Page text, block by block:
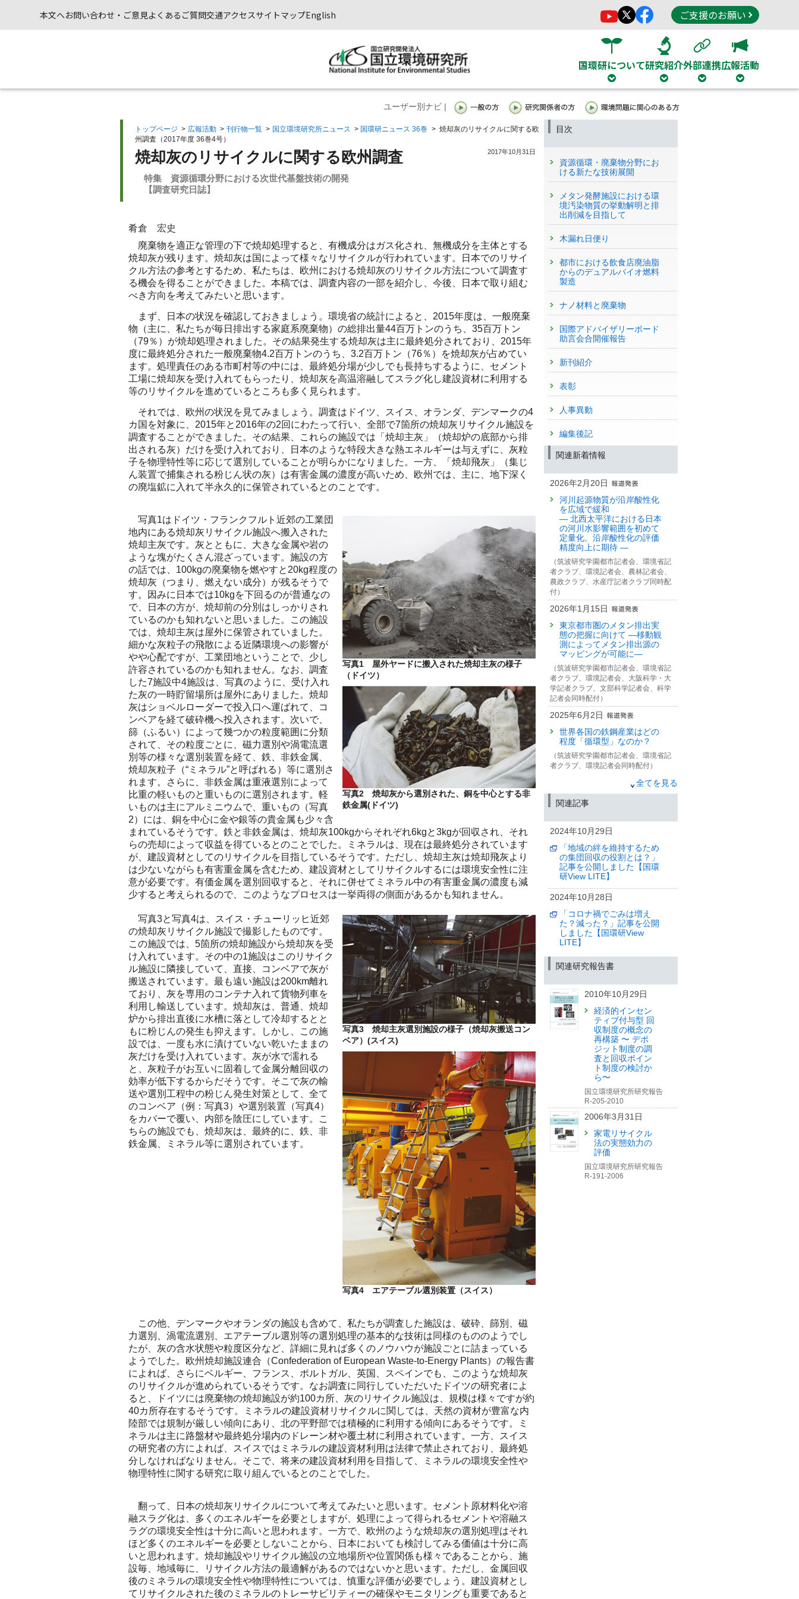
本文へお問い合わせ・ご意見よくあるご質問交通アクセスサイトマップEnglish ご支援のお願い
国環研について研究紹介外部連携広報活動
ユーザー別ナビ |
トップページ > 広報活動 > 刊行物一覧 > 国立環境研究所ニュース > 国環研ニュース 36巻 > 焼却灰のリサイクルに関する欧
州調査（2017年度 36巻4号）
2017年10月31日
焼却灰のリサイクルに関する欧州調査
特集 資源循環分野における次世代基盤技術の開発
【調査研究日誌】
肴倉 宏史
廃棄物を適正な管理の下で焼却処理すると、有機成分はガス化され、無機成分を主体とする
焼却灰が残ります。焼却灰は国によって様々なリサイクルが行われています。日本でのリサイ
クル方法の参考とするため、私たちは、欧州における焼却灰のリサイクル方法について調査す
る機会を得ることができました。本稿では、調査内容の一部を紹介し、今後、日本で取り組む
べき方向を考えてみたいと思います。
まず、日本の状況を確認しておきましょう。環境省の統計によると、2015年度は、一般廃棄
物（主に、私たちが毎日排出する家庭系廃棄物）の総排出量44百万トンのうち、35百万トン
（79％）が焼却処理されました。その結果発生する焼却灰は主に最終処分されており、2015年
度に最終処分された一般廃棄物4.2百万トンのうち、3.2百万トン（76％）を焼却灰が占めてい
ます。処理責任のある市町村等の中には、最終処分場が少しでも長持ちするように、セメント
工場に焼却灰を受け入れてもらったり、焼却灰を高温溶融してスラグ化し建設資材に利用する
等のリサイクルを進めているところも多く見られます。
それでは、欧州の状況を見てみましょう。調査はドイツ、スイス、オランダ、デンマークの4
カ国を対象に、2015年と2016年の2回にわたって行い、全部で7箇所の焼却灰リサイクル施設を
調査することができました。その結果、これらの施設では「焼却主灰」（焼却炉の底部から排
出される灰）だけを受け入れており、日本のような特段大きな熱エネルギーは与えずに、灰粒
子を物理特性等に応じて選別していることが明らかになりました。一方、「焼却飛灰」（集じ
ん装置で捕集される粉じん状の灰）は有害金属の濃度が高いため、欧州では、主に、地下深く
の廃塩鉱に入れて半永久的に保管されているとのことです。
写真1 屋外ヤードに搬入された焼却主灰の様子
（ドイツ）
写真2 焼却灰から選別された、銅を中心とする非
鉄金属(ドイツ)
写真1はドイツ・フランクフルト近郊の工業団
地内にある焼却灰リサイクル施設へ搬入された
焼却主灰です。灰とともに、大きな金属や岩の
ような塊がたくさん混ざっています。施設の方
の話では、100kgの廃棄物を燃やすと20kg程度の
焼却灰（つまり、燃えない成分）が残るそうで
す。因みに日本では10kgを下回るのが普通なの
で、日本の方が、焼却前の分別はしっかりされ
ているのかも知れないと思いました。この施設
では、焼却主灰は屋外に保管されていました。
細かな灰粒子の飛散による近隣環境への影響が
やや心配ですが、工業団地ということで、少し
許容されているのかも知れません。なお、調査
した7施設中4施設は、写真のように、受け入れ
た灰の一時貯留場所は屋外にありました。焼却
灰はショベルローダーで投入口へ運ばれて、コ
ンベアを経て破砕機へ投入されます。次いで、
篩（ふるい）によって幾つかの粒度範囲に分類
されて、その粒度ごとに、磁力選別や渦電流選
別等の様々な選別装置を経て、鉄、非鉄金属、
焼却灰粒子（“ミネラル”と呼ばれる）等に選別さ
れます。さらに、非鉄金属は重液選別によって
比重の軽いものと重いものに選別されます。軽
いものは主にアルミニウムで、重いもの（写真
2）には、銅を中心に金や銀等の貴金属も少々含
まれているそうです。鉄と非鉄金属は、焼却灰100kgからそれぞれ6kgと3kgが回収され、それ
らの売却によって収益を得ているとのことでした。ミネラルは、現在は最終処分されています
が、建設資材としてのリサイクルを目指しているそうです。ただし、焼却主灰は焼却飛灰より
は少ないながらも有害重金属を含むため、建設資材としてリサイクルするには環境安全性に注
意が必要です。有価金属を選別回収すると、それに併せてミネラル中の有害重金属の濃度も減
少すると考えられるので、このようなプロセスは一挙両得の側面があるかも知れません。
写真3 焼却主灰選別施設の様子（焼却灰搬送コン
ベア）(スイス)
写真4 エアテーブル選別装置（スイス）
写真3と写真4は、スイス・チューリッヒ近郊
の焼却灰リサイクル施設で撮影したものです。
この施設では、5箇所の焼却施設から焼却灰を受
け入れています。その中の1施設はこのリサイク
ル施設に隣接していて、直接、コンベアで灰が
搬送されています。最も遠い施設は200km離れ
ており、灰を専用のコンテナ入れて貨物列車を
利用し輸送しています。焼却灰は、普通、焼却
炉から排出直後に水槽に落として冷却するとと
もに粉じんの発生も抑えます。しかし、この施
設では、一度も水に漬けていない乾いたままの
灰だけを受け入れています。灰が水で濡れる
と、灰粒子がお互いに固着して金属分離回収の
効率が低下するからだそうです。そこで灰の輸
送や選別工程中の粉じん発生対策として、全て
のコンベア（例：写真3）や選別装置（写真4）
をカバーで覆い、内部を陰圧にしています。こ
ちらの施設でも、焼却灰は、最終的に、鉄、非
鉄金属、ミネラル等に選別されています。
この他、デンマークやオランダの施設も含めて、私たちが調査した施設は、破砕、篩別、磁
力選別、渦電流選別、エアテーブル選別等の選別処理の基本的な技術は同様のもののようでし
たが、灰の含水状態や粒度区分など、詳細に見れば多くのノウハウが施設ごとに詰まっている
ようでした。欧州焼却施設連合（Confederation of European Waste-to-Energy Plants）の報告書
によれば、さらにベルギー、フランス、ポルトガル、英国、スペインでも、このような焼却灰
のリサイクルが進められているそうです。なお調査に同行していただいたドイツの研究者によ
ると、ドイツには廃棄物の焼却施設が約100カ所、灰のリサイクル施設は、規模は様々ですが約
40カ所存在するそうです。ミネラルの建設資材リサイクルに関しては、天然の資材が豊富な内
陸部では規制が厳しい傾向にあり、北の平野部では積極的に利用する傾向にあるそうです。ミ
ネラルは主に路盤材や最終処分場内のドレーン材や覆土材に利用されています。一方、スイス
の研究者の方によれば、スイスではミネラルの建設資材利用は法律で禁止されており、最終処
分しなければなりません。そこで、将来の建設資材利用を目指して、ミネラルの環境安全性や
物理特性に関する研究に取り組んでいるとのことでした。
翻って、日本の焼却灰リサイクルについて考えてみたいと思います。セメント原材料化や溶
融スラグ化は、多くのエネルギーを必要としますが、処理によって得られるセメントや溶融ス
ラグの環境安全性は十分に高いと思われます。一方で、欧州のような焼却灰の選別処理はそれ
ほど多くのエネルギーを必要としないことから、日本においても検討してみる価値は十分に高
いと思われます。焼却施設やリサイクル施設の立地場所や位置関係も様々であることから、施
設毎、地域毎に、リサイクル方法の最適解があるのではないかと思います。ただし、金属回収
後のミネラルの環境安全性や物理特性については、慎重な評価が必要でしょう。建設資材とし
てリサイクルされた後のミネラルのトレーサビリティーの確保やモニタリングも重要であると
目次
資源循環・廃棄物分野にお
ける新たな技術展開
メタン発酵施設における環
境汚染物質の挙動解明と排
出削減を目指して
木漏れ日便り
都市における飲食店廃油脂
からのデュアルバイオ燃料
製造
ナノ材料と廃棄物
国際アドバイザリーボード
助言会合開催報告
新刊紹介
表彰
人事異動
編集後記
関連新着情報
2026年2月20日
河川起源物質が沿岸酸性化
を広域で緩和
— 北西太平洋における日本
の河川水影響範囲を初めて
定量化。沿岸酸性化の評価
精度向上に期待 —
（筑波研究学園都市記者会、環境省記
者クラブ、環境記者会、農林記者会、
農政クラブ、水産庁記者クラブ同時配
付）
2026年1月15日
東京都市圏のメタン排出実
態の把握に向けて —移動観
測によってメタン排出源の
マッピングが可能に—
（筑波研究学園都市記者会、環境省記
者クラブ、環境記者会、大阪科学・大
学記者クラブ、文部科学記者会、科学
記者会同時配付）
2025年6月2日
世界各国の鉄鋼産業はどの
程度「循環型」なのか？
（筑波研究学園都市記者会、環境省記
者クラブ、環境記者会同時配付）
環境研究の“生の声”が戻って
くる—
「公開シンポジウム」を
対面開催【終了しました】
（筑波研究学園都市記者会、環境省記
者クラブ、環境記者会、都庁記者クラ
ブ、埼玉県政記者クラブ、千葉県政記
者会、福島県政記者クラブ、郡山記者
クラブ、滋賀県政記者クラブ同時配
付）
2025年2月4日
アラブ首長国連邦アブダビ
環境庁ハイレベル代表団と
気環境保全手法に関する意
見交換を行いました
（筑波研究学園都市記者会、環境省記
者クラブ、環境記者会同時配付）
2025年1月27日
一般廃棄物の処理と施設の
実態をビジュアルで容易に
閲覧・比較する自治体支援
ツールを公開
（筑波研究学園都市記者会、環境省記
者クラブ、環境記者会同時配付）
2024年10月29日
「地域の絆を維持するため
の集団回収の役割とは？」
記事を公開しました【国環
研View LITE】
全てを見る
関連記事
2024年10月29日
「地域の絆を維持するため
の集団回収の役割とは？」
記事を公開しました【国環
研View LITE】
2024年10月28日
「コロナ禍でごみは増え
た？減った？」記事を公開
しました【国環研View
LITE】
関連研究報告書
2010年10月29日
経済的インセン
ティブ付与型 回
収制度の概念の
再構築 〜 デポ
ジット制度の調
査と回収ポイン
ト制度の検討か
ら〜
国立環境研究所研究報告
R-205-2010
2006年3月31日
家電リサイクル
法の実態効力の
評価
国立環境研究所研究報告
R-191-2006